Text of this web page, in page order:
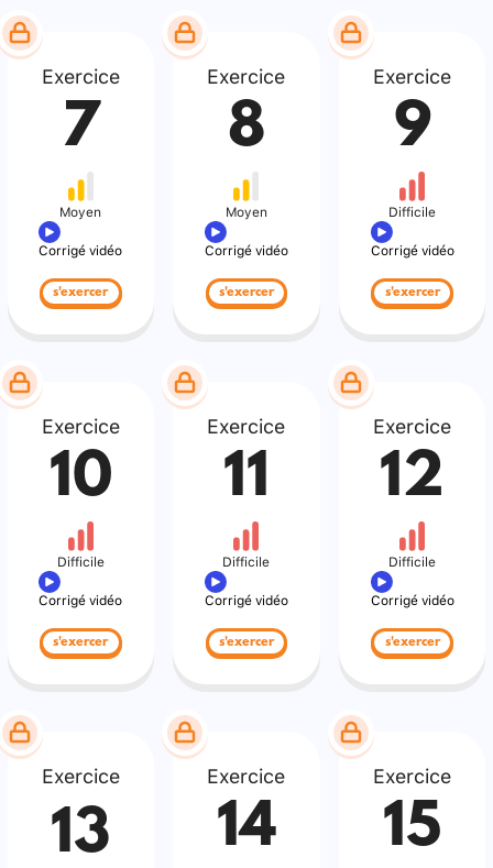
Exercice
7
Moyen
Corrigé vidéo
s'exercer
Exercice
8
Moyen
Corrigé vidéo
s'exercer
Exercice
9
Difficile
Corrigé vidéo
s'exercer
Exercice
10
Difficile
Corrigé vidéo
s'exercer
Exercice
11
Difficile
Corrigé vidéo
s'exercer
Exercice
12
Difficile
Corrigé vidéo
s'exercer
Exercice
13
Exercice
14
Exercice
15